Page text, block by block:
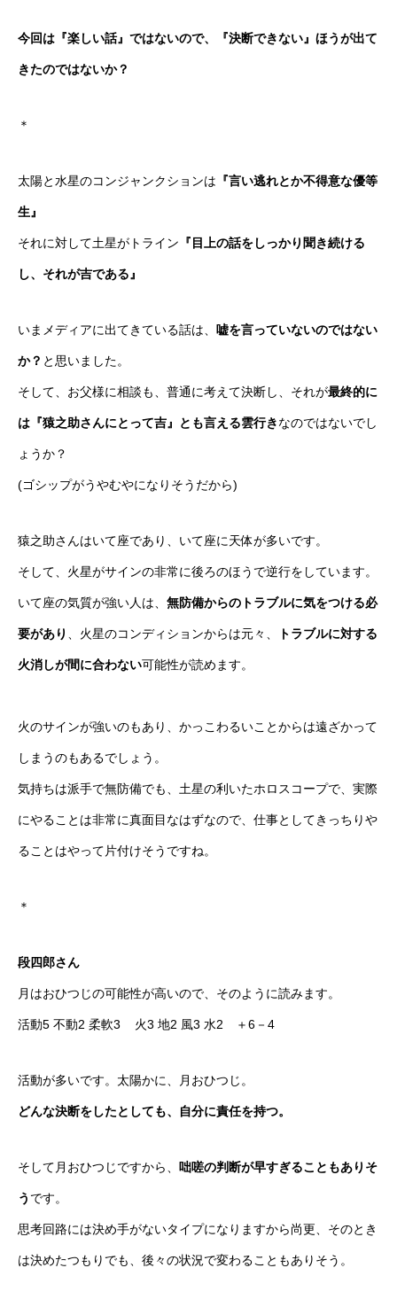
今回は『楽しい話』ではないので、『決断できない』ほうが出て
きたのではないか？
＊
太陽と水星のコンジャンクションは 『言い逃れとか不得意な優等
生』
それに対して土星がトライン 『目上の話をしっかり聞き続ける
し、それが吉である』
いまメディアに出てきている話は、 嘘を言っていないのではない
か？ と思いました。
そして、お父様に相談も、普通に考えて決断し、それが最終的に
は『猿之助さんにとって吉』とも言える雲行きなのではないでし
ょうか？
(ゴシップがうやむやになりそうだから)
猿之助さんはいて座であり、いて座に天体が多いです。
そして、火星がサインの非常に後ろのほうで逆行をしています。
いて座の気質が強い人は、 無防備からのトラブルに気をつける必
要があり 、火星のコンディションからは元々、 トラブルに対する
火消しが間に合わない可能性が読めます。
火のサインが強いのもあり、かっこわるいことからは遠ざかって
しまうのもあるでしょう。
気持ちは派手で無防備でも、土星の利いたホロスコープで、実際
にやることは非常に真面目なはずなので、仕事としてきっちりや
ることはやって片付けそうですね。
＊
段四郎さん
月はおひつじの可能性が高いので、そのように読みます。
活動5 不動2 柔軟3 火3 地2 風3 水2 ＋6－4
活動が多いです。太陽かに、月おひつじ。
どんな決断をしたとしても、自分に責任を持つ。
そして月おひつじですから、 咄嗟の判断が早すぎることもありそ
う です。
思考回路には決め手がないタイプになりますから尚更、そのとき
は決めたつもりでも、後々の状況で変わることもありそう。